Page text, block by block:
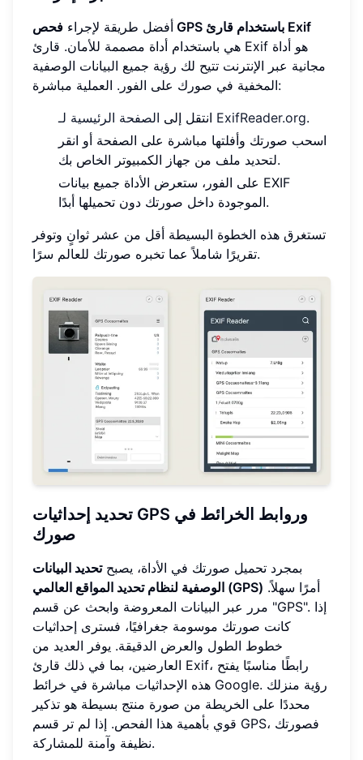
أفضل طريقة لإجراء
فحص GPS باستخدام قارئ Exif
هي باستخدام أداة مصممة للأمان. قارئ Exif هو أداة
مجانية عبر الإنترنت تتيح لك رؤية جميع البيانات الوصفية
المخفية في صورك على الفور. العملية مباشرة:
انتقل إلى الصفحة الرئيسية لـ ExifReader.org.
اسحب صورتك وأفلتها مباشرة على الصفحة أو انقر
لتحديد ملف من جهاز الكمبيوتر الخاص بك.
على الفور، ستعرض الأداة جميع بيانات EXIF
الموجودة داخل صورتك دون تحميلها أبدًا.
تستغرق هذه الخطوة البسيطة أقل من عشر ثوانٍ وتوفر
تقريرًا شاملاً عما تخبره صورتك للعالم سرًا.
تحديد إحداثيات GPS وروابط الخرائط في
صورك
بمجرد تحميل صورتك في الأداة، يصبحتحديد البيانات
الوصفية لنظام تحديد المواقع العالمي (GPS)
مرر عبر البيانات المعروضة وابحث عن قسم "GPS". إذا
كانت صورتك موسومة جغرافيًا، فسترى إحداثيات
خطوط الطول والعرض الدقيقة. يوفر العديد من
العارضين، بما في ذلك قارئ Exif، رابطًا مناسبًا يفتح
هذه الإحداثيات مباشرة في خرائط Google. رؤية منزلك
محددًا على الخريطة من صورة منتج بسيطة هو تذكير
قوي بأهمية هذا الفحص. إذا لم تر قسم GPS، فصورتك
نظيفة وآمنة للمشاركة.